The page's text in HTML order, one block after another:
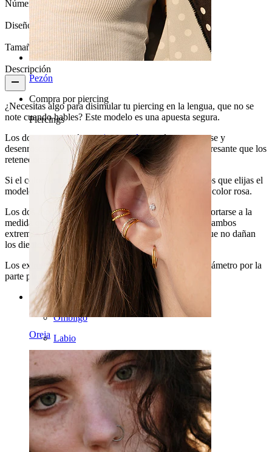
Pezón
Compra por piercing
Piercings
Oreja
Número de unidades:1
Diseño:
Tamaño de la bola:6 mm
Descripción
¿Necesitas algo para disimular tu piercing en la lengua, que no se
note cuando hables? Este modelo es una apuesta segura.
Los dos extremos de estajoya ocultapueden enroscarse y
desenroscarse, por lo que esta joya es mucho más interesante que los
retenedores para la lengua tradicionales.
Si el color de tu lengua es muy claro, te recomendamos que elijas el
modelo claro, y si tu lengua es más tirando a rojiza, el color rosa.
Los dos modelos son igualmente blandos y pueden acortarse a la
medida que mejor se ajuste a tu perforación. Además, ambos
extremos están hechos de un plástico blando, por lo que no dañan
los dientes.
Los extremos tienen solo 3 mm de altura, aunque el diámetro por la
parte plana es de 6 mm.
Categorías
Ombligo
Labio
Industrial
Dermales
Helix